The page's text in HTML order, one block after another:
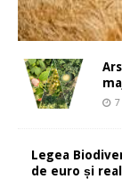
Legea
de euro și